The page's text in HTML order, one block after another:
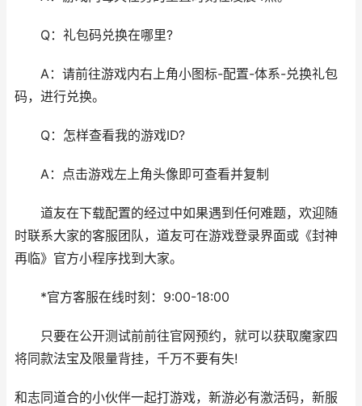
Q：礼包码兑换在哪里?
A：请前往游戏内右上角小图标-配置-体系-兑换礼包
码，进行兑换。
Q：怎样查看我的游戏ID?
A：点击游戏左上角头像即可查看并复制
道友在下载配置的经过中如果遇到任何难题，欢迎随
时联系大家的客服团队，道友可在游戏登录界面或《封神
再临》官方小程序找到大家。
*官方客服在线时刻：9:00-18:00
只要在公开测试前前往官网预约，就可以获取魔家四
将同款法宝及限量背挂，千万不要有失!
和志同道合的小伙伴一起打游戏，新游必有激活码，新服